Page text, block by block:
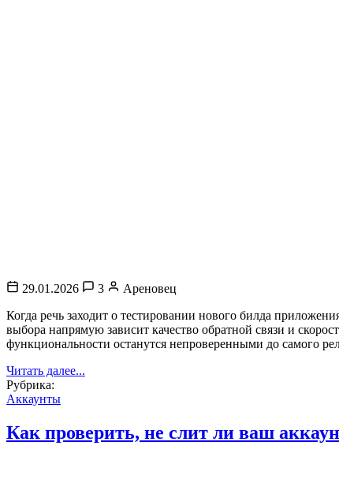
29.01.2026 3
Ареновец
Когда речь заходит о тестировании нового билда
выбора напрямую зависит качество обратной связи и
функциональности останутся непроверенными до самого
Читать далее...
Рубрика:
Аккаунты
Как проверить, не слит ли ваш